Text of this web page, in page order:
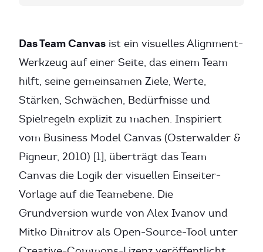
Das Team Canvas ist ein visuelles Alignment-
Werkzeug auf einer Seite, das einem Team
hilft, seine gemeinsamen Ziele, Werte,
Stärken, Schwächen, Bedürfnisse und
Spielregeln explizit zu machen. Inspiriert
vom Business Model Canvas (Osterwalder &
Pigneur, 2010) [1], überträgt das Team
Canvas die Logik der visuellen Einseiter-
Vorlage auf die Teamebene. Die
Grundversion wurde von Alex Ivanov und
Mitko Dimitrov als Open-Source-Tool unter